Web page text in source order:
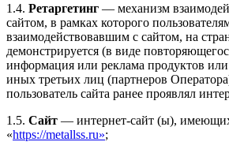
1.4. Ретаргетинг — механизм
сайтом, в рамках которого
взаимодействовавшим с сайтом, на
демонстрируется (в виде
информация или реклама продуктов
иных третьих лиц (партнеров
пользователь сайта ранее проявлял
1.5. Сайт — интернет-сайт (ы),
«https://metallss.ru»;